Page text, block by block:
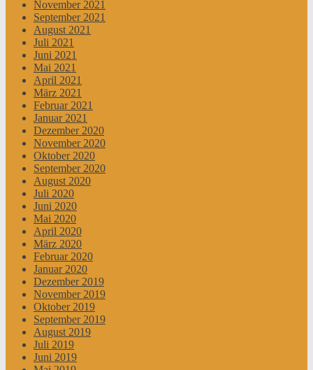
November 2021
September 2021
August 2021
Juli 2021
Juni 2021
Mai 2021
April 2021
März 2021
Februar 2021
Januar 2021
Dezember 2020
November 2020
Oktober 2020
September 2020
August 2020
Juli 2020
Juni 2020
Mai 2020
April 2020
März 2020
Februar 2020
Januar 2020
Dezember 2019
November 2019
Oktober 2019
September 2019
August 2019
Juli 2019
Juni 2019